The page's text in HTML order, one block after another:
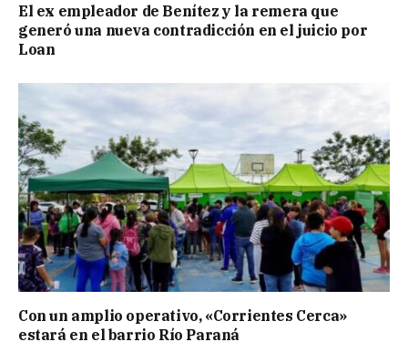
El ex empleador de Benítez y la remera que
generó una nueva contradicción en el juicio por
Loan
Con un amplio operativo, «Corrientes Cerca»
estará en el barrio Río Paraná